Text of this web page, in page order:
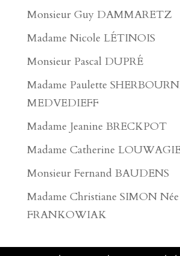
Monsieur Guy DAMMARETZ
Madame Nicole LÉTINOIS
Monsieur Pascal DUPRÉ
Madame Paulette
MEDVEDIEFF
Madame Jeanine BRECKPOT
Madame Catherine
Monsieur Fernand BAUDENS
Madame Christiane SIMON Née
FRANKOWIAK